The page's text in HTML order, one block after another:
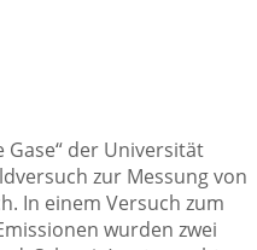
Gase“ der Universität
zur Messung von
In einem Versuch zum
wurden zwei